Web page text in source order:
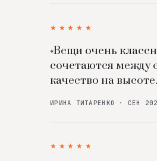
★★★★★
«Вещи очень
сочетаются между
качество на
ИРИНА ТИТАРЕНКО · СЕН
★★★★★